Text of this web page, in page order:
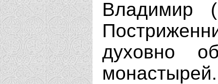
Владимир
духовно
монастырей.